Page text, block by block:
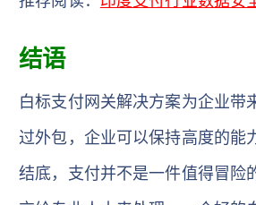
结语
白标支付网关解决方案为企业带
过外包，企业可以保持高度的能
结底，支付并不是一件值得冒险